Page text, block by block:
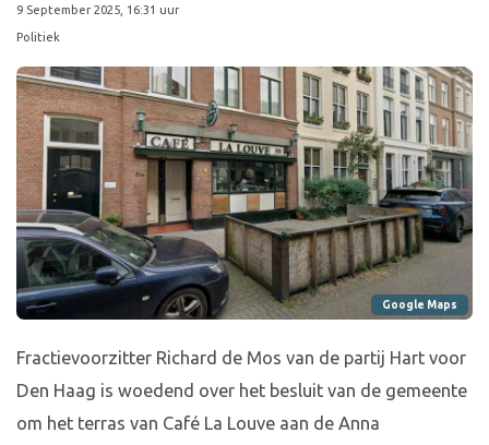
9 September 2025, 16:31 uur
Politiek
Google Maps
Fractievoorzitter Richard de Mos van de partij Hart voor
Den Haag is woedend over het besluit van de gemeente
om het terras van Café La Louve aan de Anna